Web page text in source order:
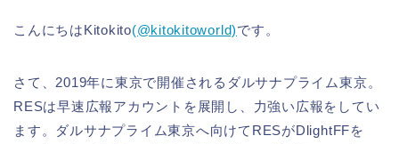
こんにちはKitokito(@kitokitoworld)です。
さて、2019年に東京で開催されるダルサナプライム東京。
RESは早速広報アカウントを展開し、力強い広報をしてい
ます。ダルサナプライム東京へ向けてRESがDlightFFを